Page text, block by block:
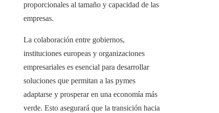
proporcionales al tamaño y capacidad de las
empresas.
La colaboración entre gobiernos,
instituciones europeas y organizaciones
empresariales es esencial para desarrollar
soluciones que permitan a las pymes
adaptarse y prosperar en una economía más
verde. Esto asegurará que la transición hacia